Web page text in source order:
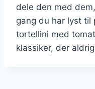
dele den med
gang du har lyst til
tortellini med
klassiker, der